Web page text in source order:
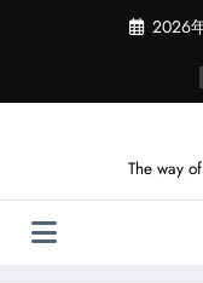
ツ
2026
The way